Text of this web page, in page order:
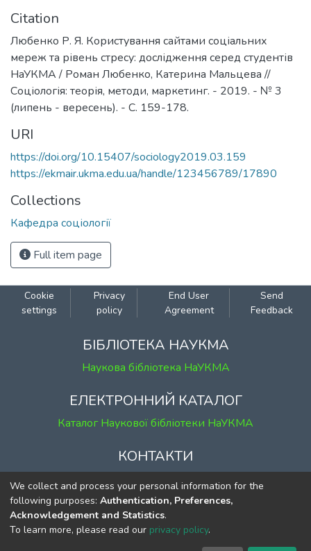
Citation
Любенко Р. Я. Користування сайтами соціальних
мереж та рівень стресу: дослідження серед студентів
НаУКМА / Роман Любенко, Катерина Мальцева //
Соціологія: теорія, методи, маркетинг. - 2019. - № 3
(липень - вересень). - С. 159-178.
URI
https://doi.org/10.15407/sociology2019.03.159
https://ekmair.ukma.edu.ua/handle/123456789/17890
Collections
Кафедра соціології
Full item page
Cookie
settings
Privacy
policy
End User
Agreement
Send
Feedback
БІБЛІОТЕКА НАУКМА
Наукова бібліотека НаУКМА
ЕЛЕКТРОННИЙ КАТАЛОГ
Каталог Наукової бібліотеки НаУКМА
КОНТАКТИ
м. Київ, вул. Григорія Сковороди, 2
к. 1, к. 120
тел. (044) 463-69-31
ekmair@ukma.edu.ua
We collect and process your personal information for the
following purposes: Authentication, Preferences,
Acknowledgement and Statistics.
To learn more, please read our privacy policy.